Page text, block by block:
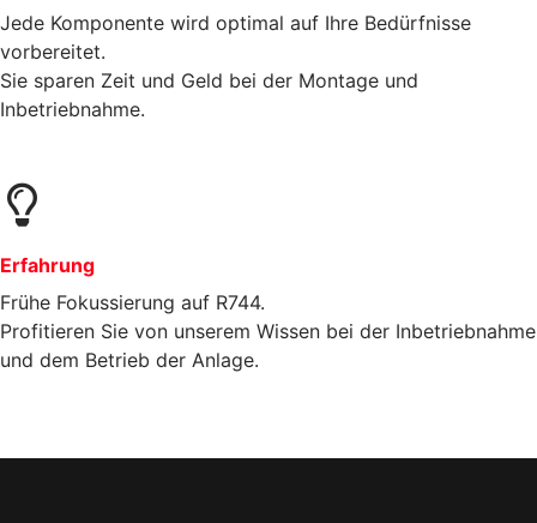
Jede Komponente wird optimal auf Ihre Bedürfnisse
vorbereitet.
Sie sparen Zeit und Geld bei der Montage und
Inbetriebnahme.
Erfahrung
Frühe Fokussierung auf R744.
Profitieren Sie von unserem Wissen bei der Inbetriebnahme
und dem Betrieb der Anlage.